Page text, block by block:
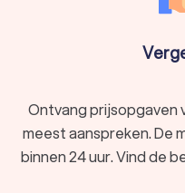
De kwaliteiten van
Een goede accountant uit
voorkomen.
Analytisch vermogen:
te analyseren en te
Integriteit: Eerlijk en
informatie
Ontvang prijsopgaven
meest aanspreken. De
binnen 24 uur. Vind de